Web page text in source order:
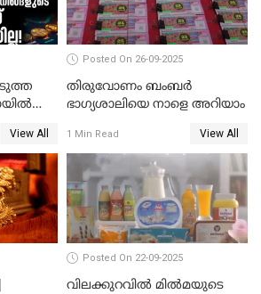
View All
Posted On 26-09-2025
തിരുവോണം ബംബര്‍
ഭാഗ്യശാലിയെ നാളെ അറിയാം
1 Min Read View All
Posted On 22-09-2025
വിലക്കുറവിൽ മിൽമയുടെ